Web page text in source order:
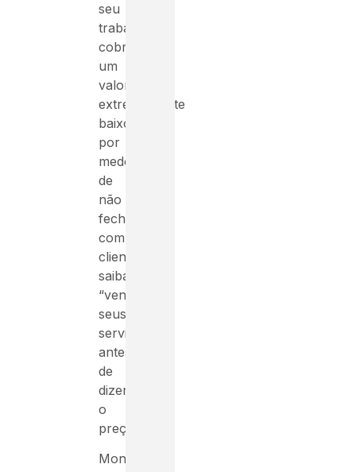
seu
trabalho
cobrando
um
valor
extremamente
baixo
por
medo
de
não
fechar
com
clientes,
saiba
“vender
seus
serviços
antes
de
dizer
o
preço”.
Monte